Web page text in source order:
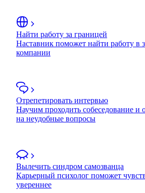
Найти работу за границей
Наставник поможет найти работу в
компании
Отрепетировать интервью
Научим проходить собеседование и
на неудобные вопросы
Вылечить синдром самозванца
Карьерный психолог поможет
увереннее